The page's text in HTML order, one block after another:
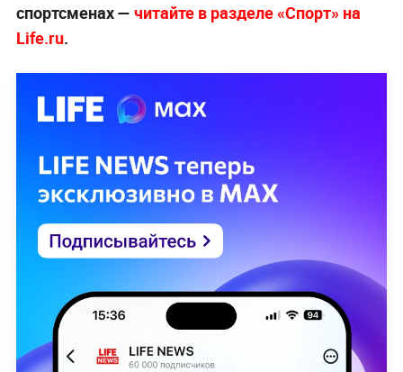
спортсменах — читайте в разделе «Спорт» на
Life.ru.